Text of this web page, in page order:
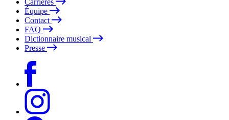
Carrières
Équipe
Contact
FAQ
Dictionnaire musical
Presse